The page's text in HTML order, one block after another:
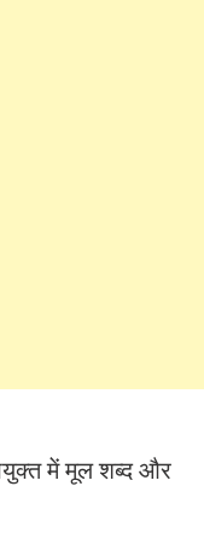
में मूल शब्द और